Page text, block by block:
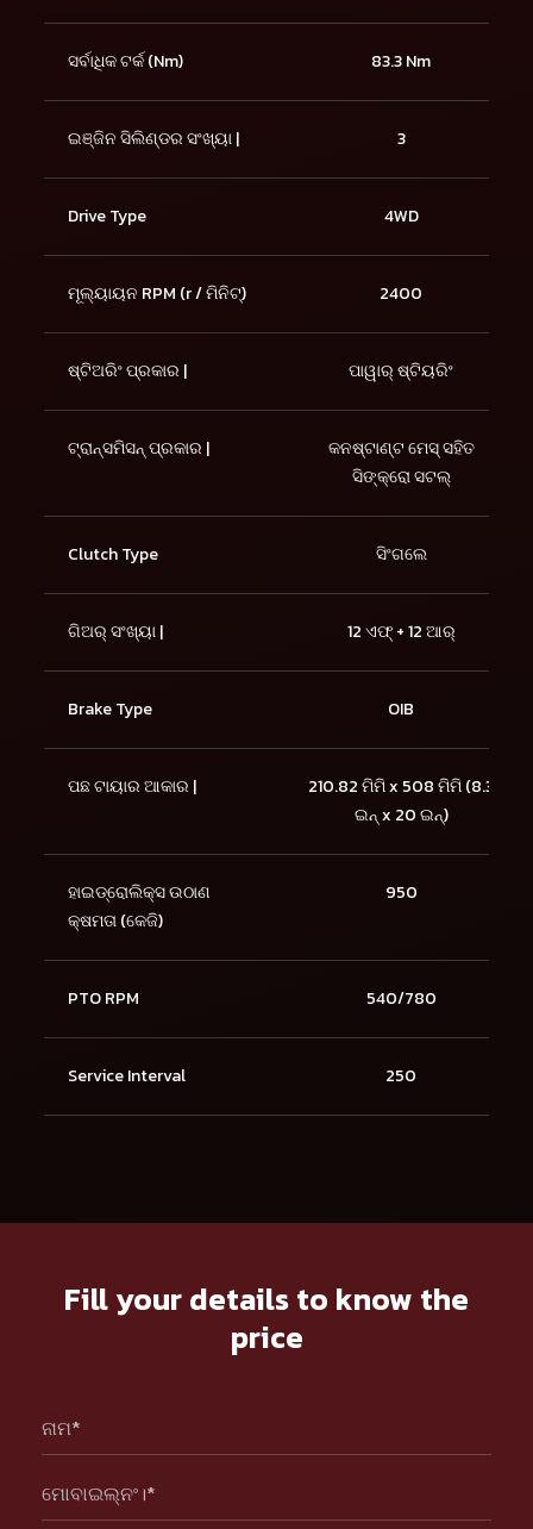
ସର୍ବାଧିକ ଟର୍କ (Nm) 83.3 Nm
ଇଞ୍ଜିନ ସିଲିଣ୍ଡର ସଂଖ୍ୟା | 3
Drive Type 4WD
ମୂଲ୍ୟାୟନ RPM (r / ମିନିଟ୍) 2400
ଷ୍ଟିଅରିଂ ପ୍ରକାର | ପାୱାର୍ ଷ୍ଟିୟରିଂ
ଟ୍ରାନ୍ସମିସନ୍ ପ୍ରକାର |
କନଷ୍ଟାଣ୍ଟ ମେସ୍ ସହିତ
ସିଙ୍କ୍ରୋ ସଟଲ୍
Clutch Type ସିଂଗଲେ
ଗିଅର୍ ସଂଖ୍ୟା | 12 ଏଫ୍ + 12 ଆର୍
Brake Type OIB
ପଛ ଟାୟାର ଆକାର |
210.82 ମିମି x 508 ମିମି (8.3
ଇନ୍ x 20 ଇନ୍)
ହାଇଡ୍ରୋଲିକ୍ସ ଉଠାଣ
କ୍ଷମତା (କେଜି)
950
PTO RPM 540/780
Service Interval 250
Fill your details to know the
price
ନାମ*
ମୋବାଇଲ୍ନଂ।*